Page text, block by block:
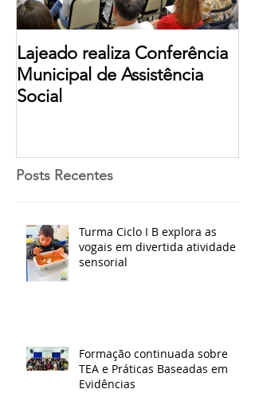
Lajeado realiza Conferência
Municipal de Assistência
Social
Posts Recentes
Turma Ciclo I B explora as
vogais em divertida atividade
sensorial
Formação continuada sobre
TEA e Práticas Baseadas em
Evidências